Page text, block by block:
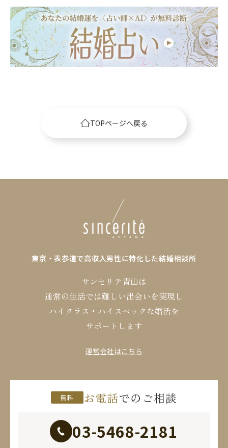
TOPページへ戻る
東京・表参道で高収入男性に特化した結婚相談所
サンセリテ青山は
通常の生活では難しい出会いを実現し
ハイクラス・ハイスペックな婚活を
サポートします
運営会社はこちら
無料 お電話でのご相談
03-5468-2181